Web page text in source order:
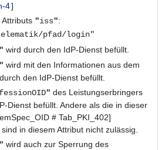
4]
Attributs "iss":
pfad/login"
" wird durch den IdP-Dienst befüllt.
" wird mit den Informationen aus dem
den IdP-Dienst befüllt.
" des Leistungserbringers
Dienst befüllt. Andere als die in dieser
# Tab_PKI_402]
in diesem Attribut nicht zulässig.
" wird auch zur Sperrung des